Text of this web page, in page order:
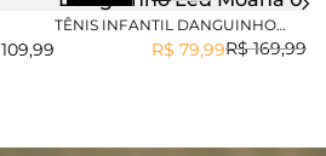
109,99
TÊNIS INFANTIL DANGUINHO
R$ 169,99
R$ 79,99